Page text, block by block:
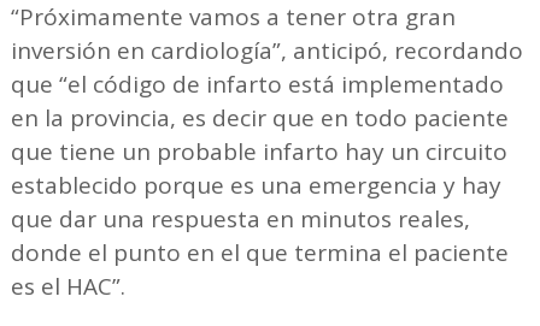
“Próximamente vamos a tener otra gran
inversión en cardiología”, anticipó, recordando
que “el código de infarto está implementado
en la provincia, es decir que en todo paciente
que tiene un probable infarto hay un circuito
establecido porque es una emergencia y hay
que dar una respuesta en minutos reales,
donde el punto en el que termina el paciente
es el HAC”.